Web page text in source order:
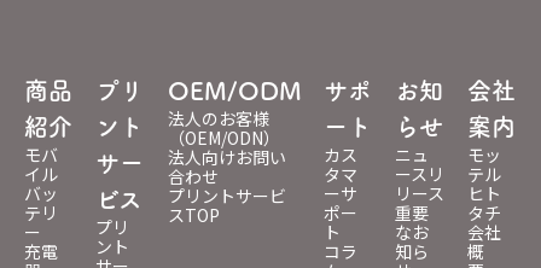
商品
紹介
モバ
イル
バッ
テリ
ー
充電
プリ
ント
サー
ビス
プリ
ント
OEM/ODM
法人のお客様
（OEM/ODN）
法人向けお問い
合わせ
プリントサービ
スTOP
サポ
ート
カス
タマ
ーサ
ポー
ト
コラ
お知
らせ
ニュ
ースリ
リース
重要
なお
知ら
会社
案内
モッ
テル
ヒト
タチ
会社
概